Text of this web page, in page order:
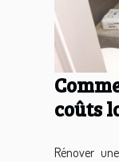
coûts
Rénover